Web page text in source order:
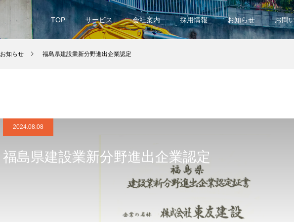
TOP サービス 会社案内 採用情報 お知らせ お問
お知らせ 福島県建設業新分野進出企業認定
2024.08.08
福島県建設業新分野進出企業認定